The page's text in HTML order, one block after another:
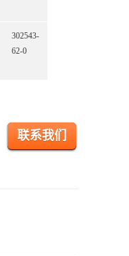
302543-
62-0
联系我们